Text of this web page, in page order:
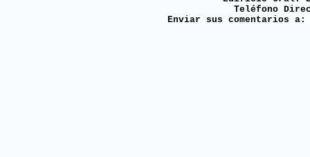
Teléfono
Enviar sus comentarios